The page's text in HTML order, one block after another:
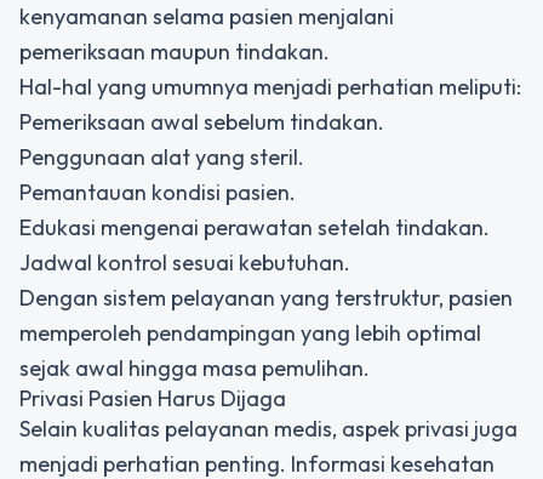
kenyamanan selama pasien menjalani
pemeriksaan maupun tindakan.
Hal-hal yang umumnya menjadi perhatian meliputi:
Pemeriksaan awal sebelum tindakan.
Penggunaan alat yang steril.
Pemantauan kondisi pasien.
Edukasi mengenai perawatan setelah tindakan.
Jadwal kontrol sesuai kebutuhan.
Dengan sistem pelayanan yang terstruktur, pasien
memperoleh pendampingan yang lebih optimal
sejak awal hingga masa pemulihan.
Privasi Pasien Harus Dijaga
Selain kualitas pelayanan medis, aspek privasi juga
menjadi perhatian penting. Informasi kesehatan